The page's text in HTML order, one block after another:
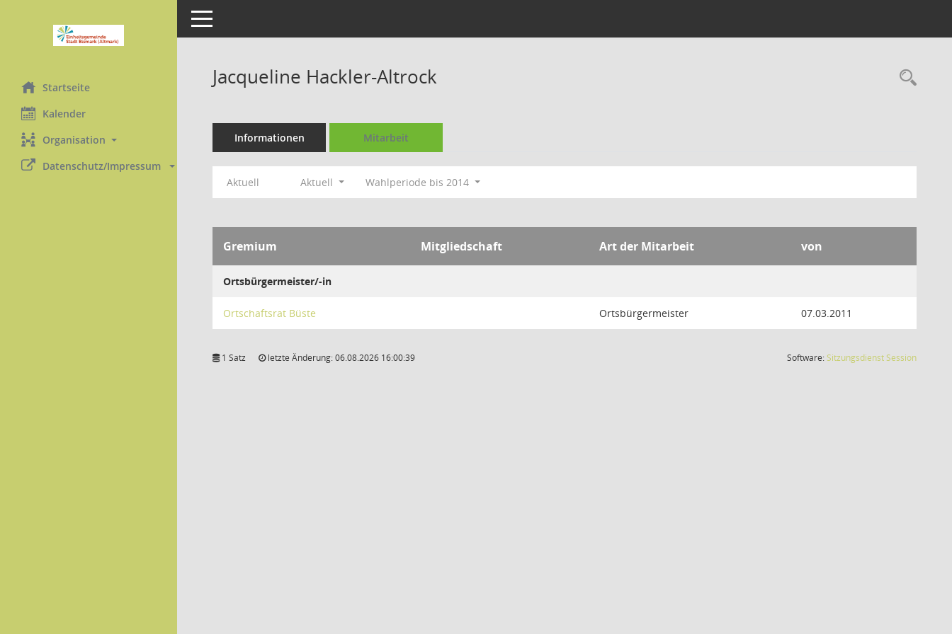
Startseite
Kalender
Organisation
Datenschutz/Impressum
Toggle navigation
Jacqueline Hackler-Altrock
Informationen Mitarbeit
Aktuell Aktuell Wahlperiode bis 2014
Gremium Mitgliedschaft Art der Mitarbeit von
Ortsbürgermeister/-in
Ortschaftsrat Büste Ortsbürgermeister 07.03.2011
1 Satz letzte Änderung: 06.08.2026 16:00:39 Software:SitzungsdienstSession(Wird in